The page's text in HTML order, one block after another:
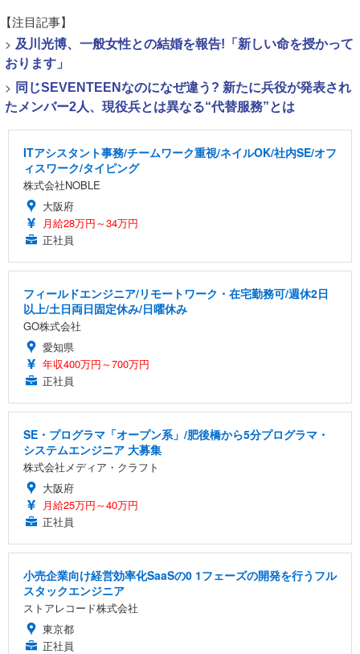
【注目記事】
> 及川光博、一般女性との結婚を報告!「新しい命を授かって
おります」
> 同じSEVENTEENなのになぜ違う? 新たに兵役が発表され
たメンバー2人、現役兵とは異なる“代替服務”とは
ITアシスタント事務/チームワーク重視/ネイルOK/社内SE/オフ
ィスワーク/タイピング
株式会社NOBLE
大阪府
月給28万円～34万円
正社員
フィールドエンジニア/リモートワーク・在宅勤務可/週休2日
以上/土日両日固定休み/日曜休み
GO株式会社
愛知県
年収400万円～700万円
正社員
SE・プログラマ「オープン系」/肥後橋から5分プログラマ・
システムエンジニア 大募集
株式会社メディア・クラフト
大阪府
月給25万円～40万円
正社員
小売企業向け経営効率化SaaSの0 1フェーズの開発を行うフル
スタックエンジニア
ストアレコード株式会社
東京都
正社員